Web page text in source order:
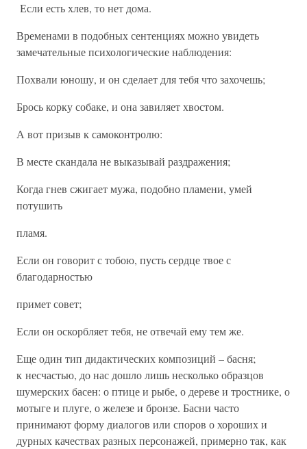
Если есть хлев, то нет дома.
Временами в подобных сентенциях можно увидеть
замечательные психологические наблюдения:
Похвали юношу, и он сделает для тебя что захочешь;
Брось корку собаке, и она завиляет хвостом.
А вот призыв к самоконтролю:
В месте скандала не выказывай раздражения;
Когда гнев сжигает мужа, подобно пламени, умей
потушить
пламя.
Если он говорит с тобою, пусть сердце твое с
благодарностью
примет совет;
Если он оскорбляет тебя, не отвечай ему тем же.
Еще один тип дидактических композиций – басня;
к несчастью, до нас дошло лишь несколько образцов
шумерских басен: о птице и рыбе, о дереве и тростнике, о
мотыге и плуге, о железе и бронзе. Басни часто
принимают форму диалогов или споров о хороших и
дурных качествах разных персонажей, примерно так, как